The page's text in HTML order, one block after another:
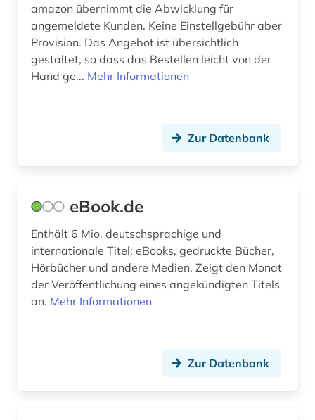
amazon übernimmt die Abwicklung für
angemeldete Kunden. Keine Einstellgebühr aber
Provision. Das Angebot ist übersichtlich
gestaltet, so dass das Bestellen leicht von der
Hand ge... Mehr Informationen
Zur Datenbank
eBook.de
Enthält 6 Mio. deutschsprachige und
internationale Titel: eBooks, gedruckte Bücher,
Hörbücher und andere Medien. Zeigt den Monat
der Veröffentlichung eines angekündigten Titels
an. Mehr Informationen
Zur Datenbank